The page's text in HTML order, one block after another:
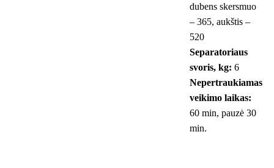
dubens skersmuo
– 365, aukštis –
520
Separatoriaus
svoris, kg: 6
Nepertraukiamas
veikimo laikas:
60 min, pauzė 30
min.